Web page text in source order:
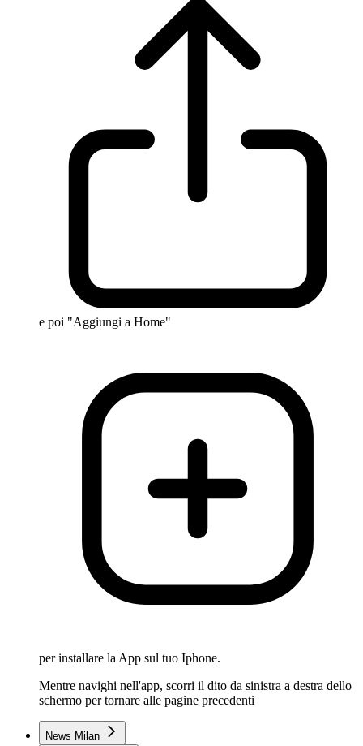
e poi "Aggiungi a Home"
per installare la App sul tuo Iphone.
Mentre navighi nell'app, scorri il dito da sinistra a destra dello
schermo per tornare alle pagine precedenti
News Milan